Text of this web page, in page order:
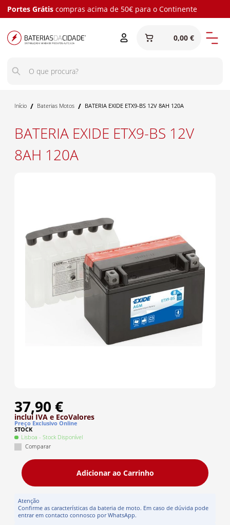
Portes Grátis compras acima de 50€ para o Continente
0,00 €
Início / Baterias Motos / BATERIA EXIDE ETX9-BS 12V 8AH 120A
BATERIA EXIDE ETX9-BS 12V
8AH 120A
37,90 €
inclui IVA e EcoValores
Preço Exclusivo Online
STOCK
Lisboa - Stock Disponível
Comparar
Adicionar ao Carrinho
Atenção
Confirme as características da bateria de moto. Em caso de dúvida pode
entrar em contacto connosco por WhatsApp.